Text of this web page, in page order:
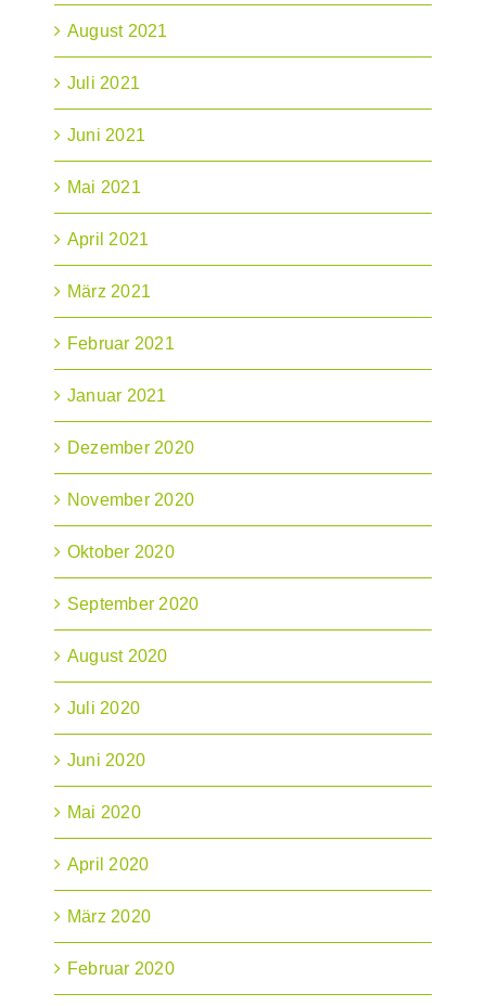
August 2021
Juli 2021
Juni 2021
Mai 2021
April 2021
März 2021
Februar 2021
Januar 2021
Dezember 2020
November 2020
Oktober 2020
September 2020
August 2020
Juli 2020
Juni 2020
Mai 2020
April 2020
März 2020
Februar 2020